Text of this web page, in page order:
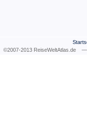
©2007-2013 ReiseWeltAtlas.de